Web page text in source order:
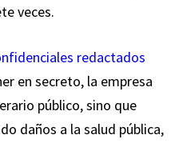
veces.
redactados
en secreto, la empresa
público, sino que
daños a la salud pública,